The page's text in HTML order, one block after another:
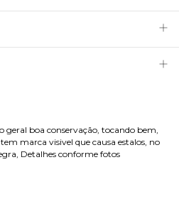
geral boa conservação, tocando bem,
marca visivel que causa estalos, no
Detalhes conforme fotos